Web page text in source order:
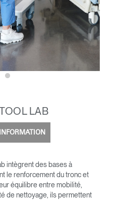
LAB
intègrent des bases à
le renforcement du tronc et
équilibre entre mobilité,
de nettoyage, ils permettent